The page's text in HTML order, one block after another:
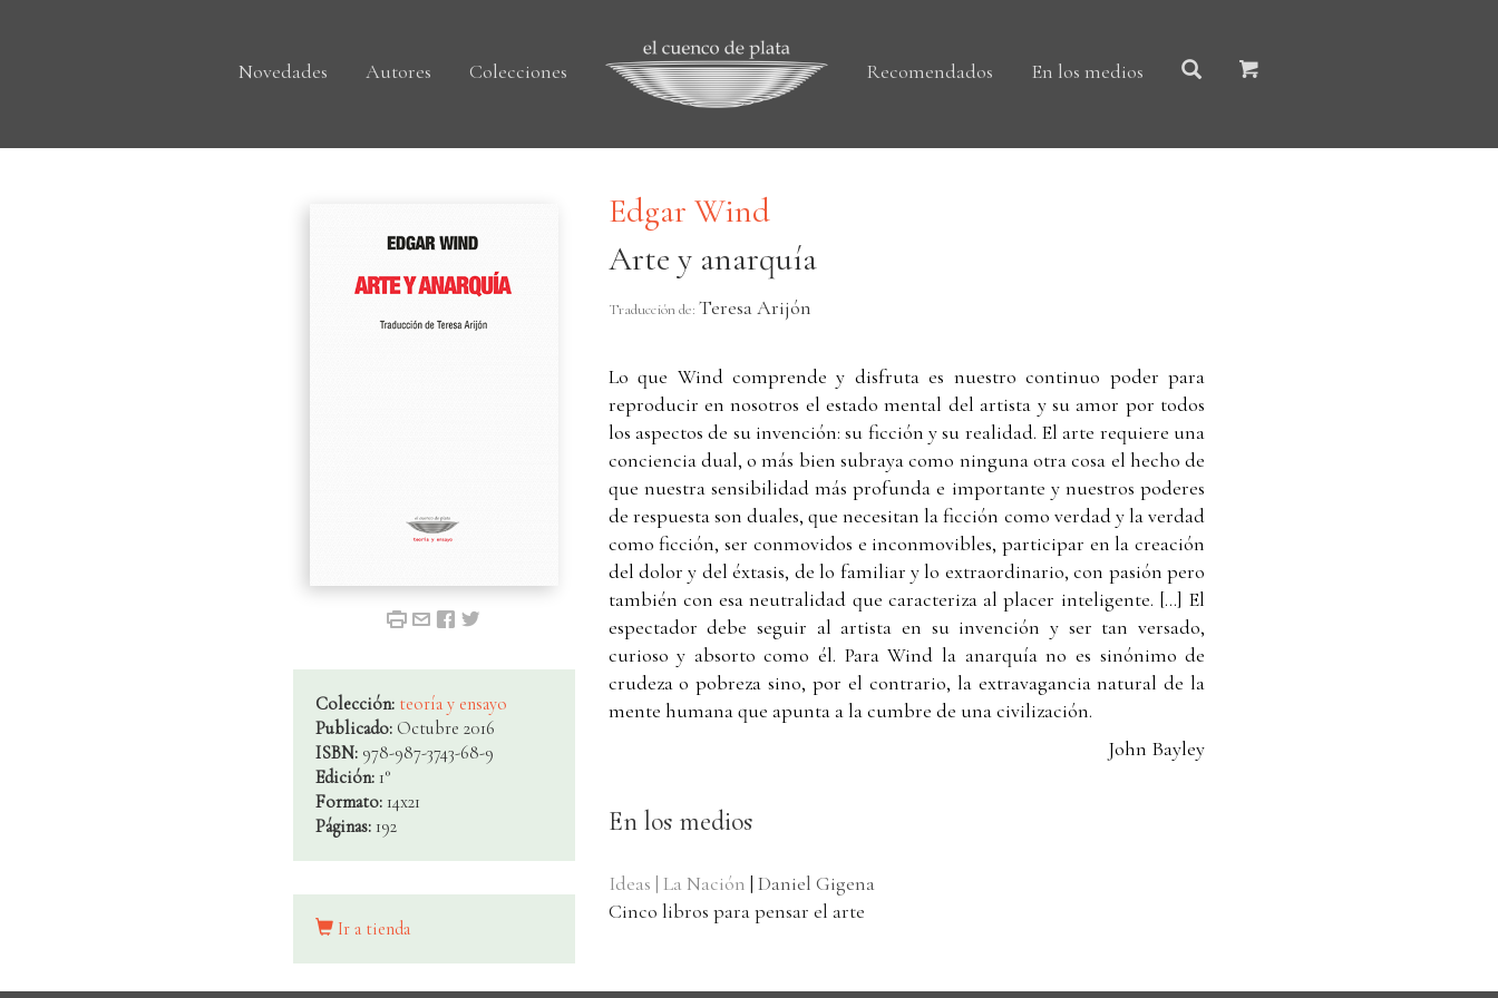
Novedades Autores Colecciones Recomendados En los medios
Colección: teoría y ensayo
Publicado: Octubre 2016
ISBN: 978-987-3743-68-9
Edición: 1°
Formato: 14x21
Páginas: 192
Ir a tienda
Edgar Wind
Arte y anarquía
Traducción de: Teresa Arijón
Lo que Wind comprende y disfruta es nuestro continuo poder para
reproducir en nosotros el estado mental del artista y su amor por todos
los aspectos de su invención: su ficción y su realidad. El arte requiere una
conciencia dual, o más bien subraya como ninguna otra cosa el hecho de
que nuestra sensibilidad más profunda e importante y nuestros poderes
de respuesta son duales, que necesitan la ficción como verdad y la verdad
como ficción, ser conmovidos e inconmovibles, participar en la creación
del dolor y del éxtasis, de lo familiar y lo extraordinario, con pasión pero
también con esa neutralidad que caracteriza al placer inteligente. [...] El
espectador debe seguir al artista en su invención y ser tan versado,
curioso y absorto como él. Para Wind la anarquía no es sinónimo de
crudeza o pobreza sino, por el contrario, la extravagancia natural de la
mente humana que apunta a la cumbre de una civilización.
John Bayley
En los medios
Ideas | La Nación | Daniel Gigena
Cinco libros para pensar el arte